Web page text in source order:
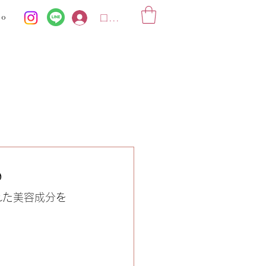
ログイン
美容成分を